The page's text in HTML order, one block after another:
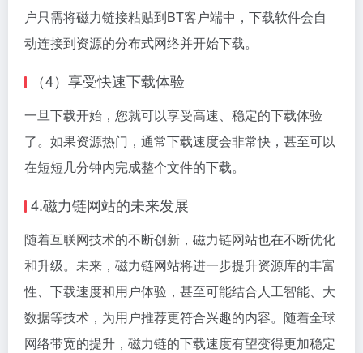
户只需将磁力链接粘贴到BT客户端中，下载软件会自
动连接到资源的分布式网络并开始下载。
（4）享受快速下载体验
一旦下载开始，您就可以享受高速、稳定的下载体验
了。如果资源热门，通常下载速度会非常快，甚至可以
在短短几分钟内完成整个文件的下载。
4.磁力链网站的未来发展
随着互联网技术的不断创新，磁力链网站也在不断优化
和升级。未来，磁力链网站将进一步提升资源库的丰富
性、下载速度和用户体验，甚至可能结合人工智能、大
数据等技术，为用户推荐更符合兴趣的内容。随着全球
网络带宽的提升，磁力链的下载速度有望变得更加稳定